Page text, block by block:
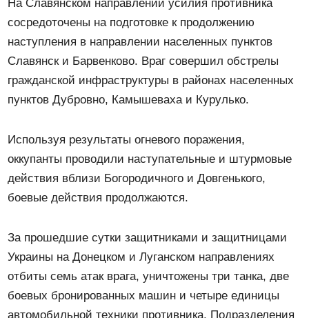
На Славянском направлении усилия противника
сосредоточены на подготовке к продолжению
наступления в направлении населенных пунктов
Славянск и Барвенково. Враг совершил обстрелы
гражданской инфраструктуры в районах населенных
пунктов Дубровно, Камышеваха и Курулько.
Используя результаты огневого поражения,
оккупанты проводили наступательные и штурмовые
действия вблизи Богородичного и Довгенького,
боевые действия продолжаются.
За прошедшие сутки защитниками и защитницами
Украины на Донецком и Луганском направлениях
отбиты семь атак врага, уничтожены три танка, две
боевых бронированных машин и четыре единицы
автомобильной техники противника. Подразделения